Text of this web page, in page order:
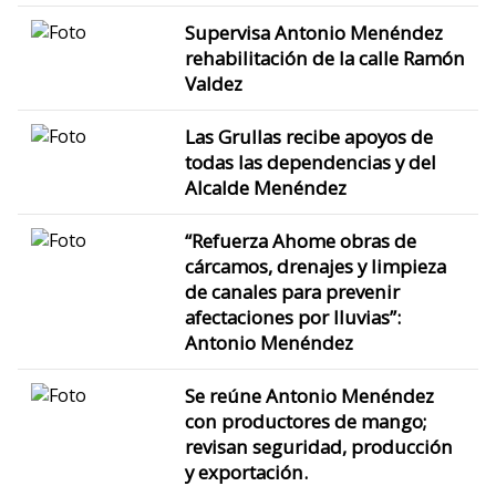
Supervisa Antonio Menéndez
rehabilitación de la calle Ramón
Valdez
Las Grullas recibe apoyos de
todas las dependencias y del
Alcalde Menéndez
“Refuerza Ahome obras de
cárcamos, drenajes y limpieza
de canales para prevenir
afectaciones por lluvias”:
Antonio Menéndez
Se reúne Antonio Menéndez
con productores de mango;
revisan seguridad, producción
y exportación.